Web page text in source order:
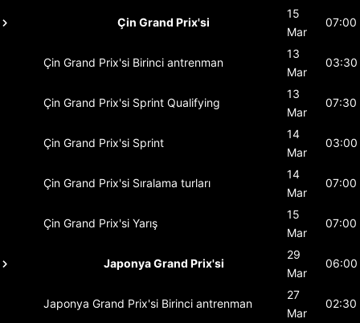
Çin Grand Prix'si
15
Mar
07:00
Çin Grand Prix'si Birinci antrenman
13
Mar
03:30
Çin Grand Prix'si Sprint Qualifying
13
Mar
07:30
Çin Grand Prix'si Sprint
14
Mar
03:00
Çin Grand Prix'si Sıralama turları
14
Mar
07:00
Çin Grand Prix'si Yarış
15
Mar
07:00
Japonya Grand Prix'si
29
Mar
06:00
Japonya Grand Prix'si Birinci antrenman
27
Mar
02:30